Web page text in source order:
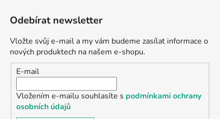
Odebírat newsletter
Vložte svůj e-mail a my vám budeme zasílat informace o
nových produktech na našem e-shopu.
E-mail
Vložením e-mailu souhlasíte s podmínkami ochrany
osobních údajů